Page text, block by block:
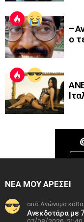
ο
Thursday, 06-Aug-26
ΝΕΑ ΜΟΥ ΑΡΕΣΕΙ
από Ανώνυμο
Ανεκδοτάρα με